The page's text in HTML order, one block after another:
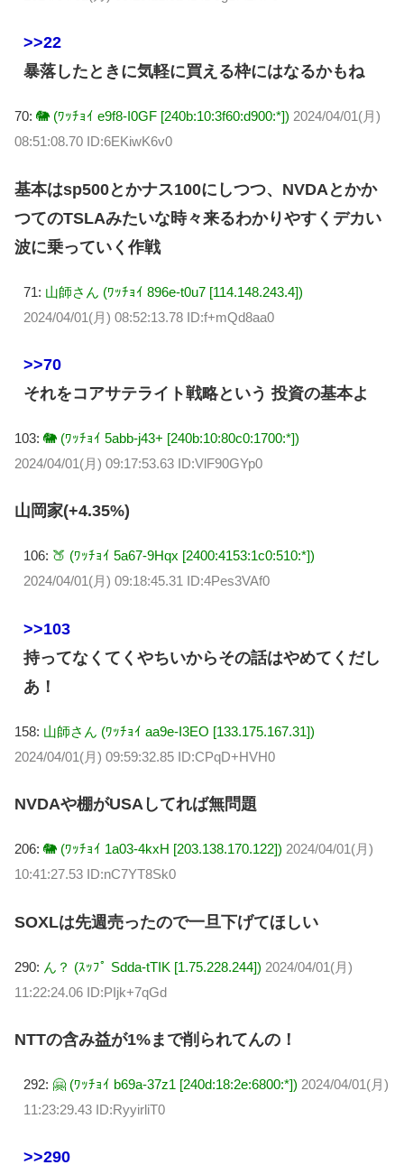
>>22
暴落したときに気軽に買える枠にはなるかもね
70: 🐘 (ﾜｯﾁｮｲ e9f8-I0GF [240b:10:3f60:d900:*]) 2024/04/01(月)
08:51:08.70 ID:6EKiwK6v0
基本はsp500とかナス100にしつつ、NVDAとかか
つてのTSLAみたいな時々来るわかりやすくデカい
波に乗っていく作戦
71: 山師さん (ﾜｯﾁｮｲ 896e-t0u7 [114.148.243.4])
2024/04/01(月) 08:52:13.78 ID:f+mQd8aa0
>>70
それをコアサテライト戦略という 投資の基本よ
103: 🐘 (ﾜｯﾁｮｲ 5abb-j43+ [240b:10:80c0:1700:*])
2024/04/01(月) 09:17:53.63 ID:VlF90GYp0
山岡家(+4.35%)
106: 🍑 (ﾜｯﾁｮｲ 5a67-9Hqx [2400:4153:1c0:510:*])
2024/04/01(月) 09:18:45.31 ID:4Pes3VAf0
>>103
持ってなくてくやちいからその話はやめてくだし
あ！
158: 山師さん (ﾜｯﾁｮｲ aa9e-I3EO [133.175.167.31])
2024/04/01(月) 09:59:32.85 ID:CPqD+HVH0
NVDAや棚がUSAしてれば無問題
206: 🐘 (ﾜｯﾁｮｲ 1a03-4kxH [203.138.170.122]) 2024/04/01(月)
10:41:27.53 ID:nC7YT8Sk0
SOXLは先週売ったので一旦下げてほしい
290: ん？ (ｽｯﾌﾟ Sdda-tTIK [1.75.228.244]) 2024/04/01(月)
11:22:24.06 ID:PIjk+7qGd
NTTの含み益が1%まで削られてんの！
292: 🤗 (ﾜｯﾁｮｲ b69a-37z1 [240d:18:2e:6800:*]) 2024/04/01(月)
11:23:29.43 ID:RyyirliT0
>>290